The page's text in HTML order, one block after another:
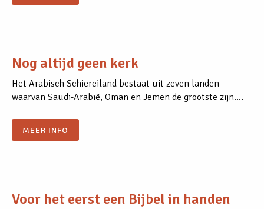
Nog altijd geen kerk
Het Arabisch Schiereiland bestaat uit zeven landen
waarvan Saudi-Arabië, Oman en Jemen de grootste zijn.…
MEER INFO
Voor het eerst een Bijbel in handen